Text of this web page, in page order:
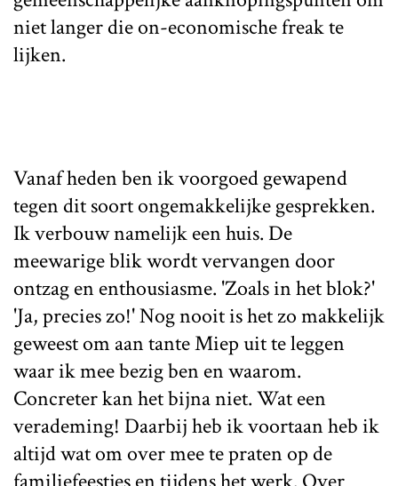
niet langer die on-economische freak te
lijken.
Vanaf heden ben ik voorgoed gewapend
tegen dit soort ongemakkelijke gesprekken.
Ik verbouw namelijk een huis. De
meewarige blik wordt vervangen door
ontzag en enthousiasme. 'Zoals in het blok?'
'Ja, precies zo!' Nog nooit is het zo makkelijk
geweest om aan tante Miep uit te leggen
waar ik mee bezig ben en waarom.
Concreter kan het bijna niet. Wat een
verademing! Daarbij heb ik voortaan heb ik
altijd wat om over mee te praten op de